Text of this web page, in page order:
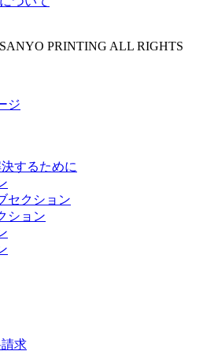
PRINTING ALL RIGHTS
ジ
するために
セクション
ション
求